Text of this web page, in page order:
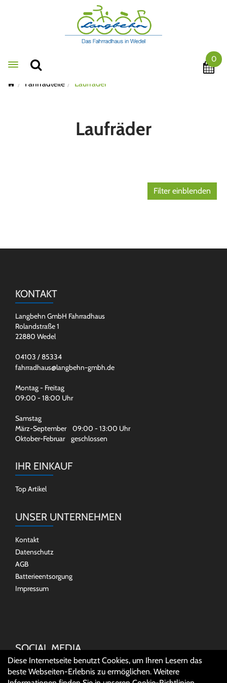
Toggle navigation
0
Fahrradteile Laufräder
Laufräder
Filter einblenden
KONTAKT
Langbehn GmbH Fahrradhaus
Rolandstraße 1
22880 Wedel
04103 / 85334
fahrradhaus@langbehn-gmbh.de
Montag - Freitag
09:00 - 18:00 Uhr
Samstag
März-September 09:00 - 13:00 Uhr
Oktober-Februar geschlossen
IHR EINKAUF
Top Artikel
UNSER UNTERNEHMEN
Kontakt
Datenschutz
AGB
Batterieentsorgung
Impressum
SOCIAL MEDIA
Diese Internetseite benutzt Cookies, um Ihren Lesern das
beste Webseiten-Erlebnis zu ermöglichen. Weitere